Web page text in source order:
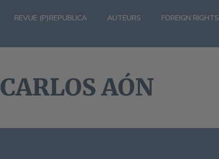
REVUE (P)REPUBLICA AUTEURS
FOREIGN RIGHTS
CARLOS AÓN